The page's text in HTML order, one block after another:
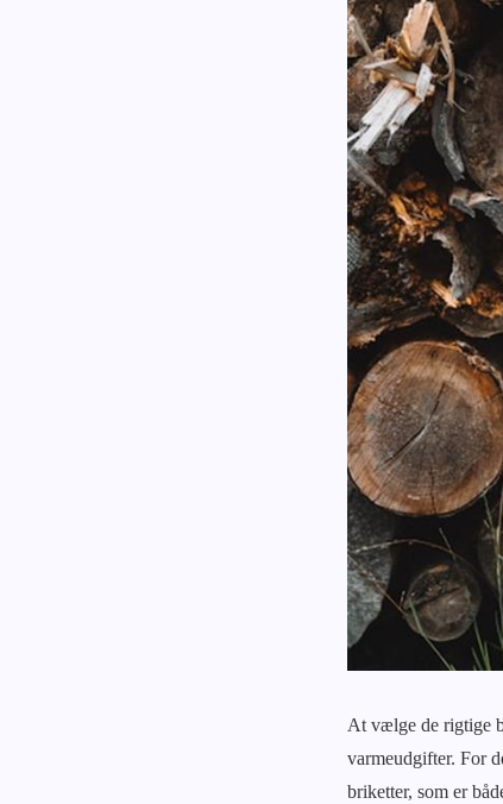
At vælge de rigtige
varmeudgifter. For
briketter, som er